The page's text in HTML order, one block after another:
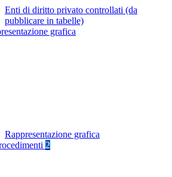
Enti di diritto privato controllati (da
pubblicare in tabelle)
grafica
Rappresentazione grafica
2